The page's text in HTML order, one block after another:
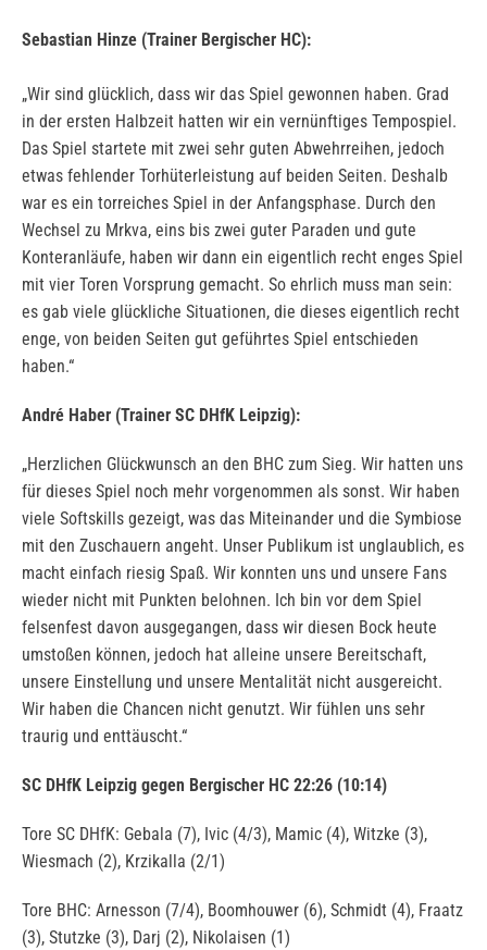
Sebastian Hinze (Trainer Bergischer HC):
„Wir sind glücklich, dass wir das Spiel gewonnen haben. Grad
in der ersten Halbzeit hatten wir ein vernünftiges Tempospiel.
Das Spiel startete mit zwei sehr guten Abwehrreihen, jedoch
etwas fehlender Torhüterleistung auf beiden Seiten. Deshalb
war es ein torreiches Spiel in der Anfangsphase. Durch den
Wechsel zu Mrkva, eins bis zwei guter Paraden und gute
Konteranläufe, haben wir dann ein eigentlich recht enges Spiel
mit vier Toren Vorsprung gemacht. So ehrlich muss man sein:
es gab viele glückliche Situationen, die dieses eigentlich recht
enge, von beiden Seiten gut geführtes Spiel entschieden
haben.“
André Haber (Trainer SC DHfK Leipzig):
„Herzlichen Glückwunsch an den BHC zum Sieg. Wir hatten uns
für dieses Spiel noch mehr vorgenommen als sonst. Wir haben
viele Softskills gezeigt, was das Miteinander und die Symbiose
mit den Zuschauern angeht. Unser Publikum ist unglaublich, es
macht einfach riesig Spaß. Wir konnten uns und unsere Fans
wieder nicht mit Punkten belohnen. Ich bin vor dem Spiel
felsenfest davon ausgegangen, dass wir diesen Bock heute
umstoßen können, jedoch hat alleine unsere Bereitschaft,
unsere Einstellung und unsere Mentalität nicht ausgereicht.
Wir haben die Chancen nicht genutzt. Wir fühlen uns sehr
traurig und enttäuscht.“
SC DHfK Leipzig gegen Bergischer HC 22:26 (10:14)
Tore SC DHfK: Gebala (7), Ivic (4/3), Mamic (4), Witzke (3),
Wiesmach (2), Krzikalla (2/1)
Tore BHC: Arnesson (7/4), Boomhouwer (6), Schmidt (4), Fraatz
(3), Stutzke (3), Darj (2), Nikolaisen (1)